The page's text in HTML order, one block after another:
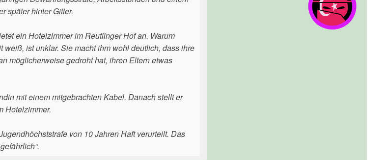
später hinter Gitter.
ein Hotelzimmer im Reutlinger Hof an. Warum
ist unklar. Sie macht ihm wohl deutlich, dass ihre
möglicherweise gedroht hat, ihren Eltern etwas
mit einem mitgebrachten Kabel. Danach stellt er
Hotelzimmer.
von 10 Jahren Haft verurteilt. Das